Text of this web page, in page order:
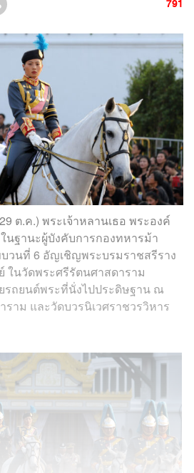
791
ต.ค.) พระเจ้าหลานเธอ พระองค์
นฐานะผู้บังคับการกองทหารม้า
วนที่ 6 อัญเชิญพระบรมราชสรีราง
ในวัดพระศรีรัตนศาสดาราม
รถยนต์พระที่นั่งไปประดิษฐาน ณ
าม และวัดบวรนิเวศราชวรวิหาร